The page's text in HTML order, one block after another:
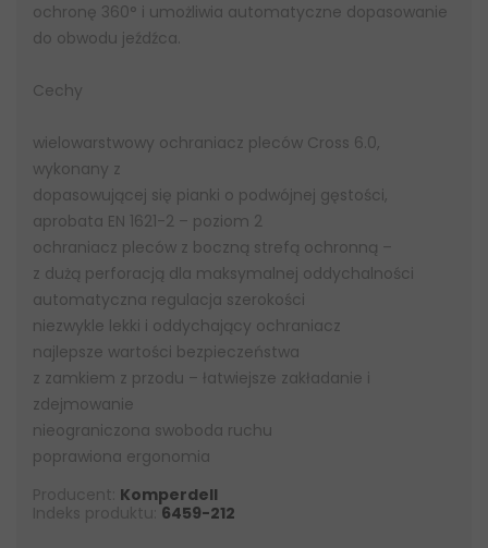
ochronę 360° i umożliwia automatyczne dopasowanie
do obwodu jeźdźca.
Cechy
wielowarstwowy ochraniacz pleców Cross 6.0,
wykonany z
dopasowującej się pianki o podwójnej gęstości,
aprobata EN 1621-2 – poziom 2
ochraniacz pleców z boczną strefą ochronną –
z dużą perforacją dla maksymalnej oddychalności
automatyczna regulacja szerokości
niezwykle lekki i oddychający ochraniacz
najlepsze wartości bezpieczeństwa
z zamkiem z przodu – łatwiejsze zakładanie i
zdejmowanie
nieograniczona swoboda ruchu
poprawiona ergonomia
Producent: Komperdell
Indeks produktu: 6459-212